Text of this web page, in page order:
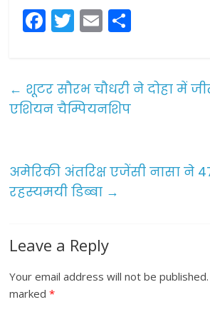
F
a
e
b
o
k
T
w
er
E
m
l e
← शूटर सौरभ चौधरी ने दोहा में
एशियन चैम्पियनशिप
अमेरिकी अंतरिक्ष एजेंसी नासा ने
रहस्‍यमयी डिब्बा →
Leave a Reply
Your email address will not be published.
marked*